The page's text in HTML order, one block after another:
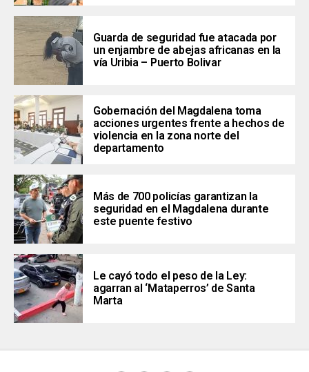
Guarda de seguridad fue atacada por
un enjambre de abejas africanas en la
vía Uribia – Puerto Bolivar
Gobernación del Magdalena toma
acciones urgentes frente a hechos de
violencia en la zona norte del
departamento
Más de 700 policías garantizan la
seguridad en el Magdalena durante
este puente festivo
Le cayó todo el peso de la Ley:
agarran al ‘Mataperros’ de Santa
Marta